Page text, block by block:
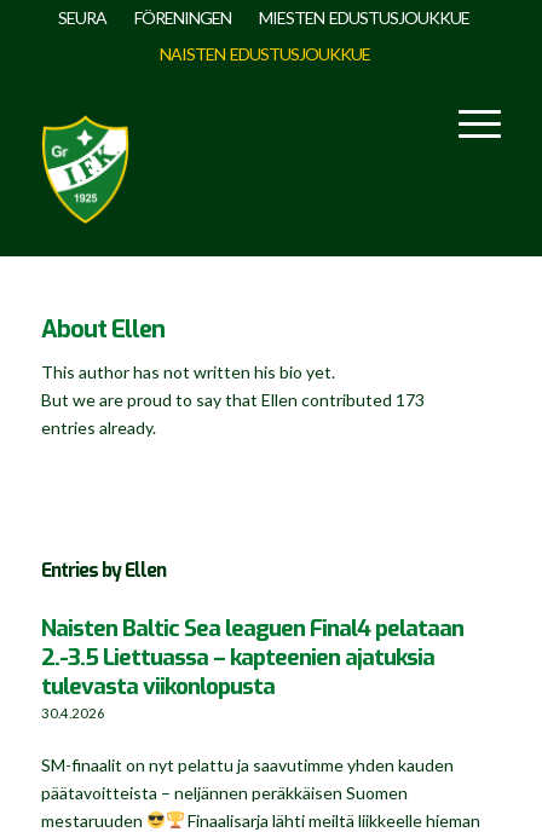
SEURA FÖRENINGEN
MIESTEN EDUSTUSJOUKKUE
NAISTEN EDUSTUSJOUKKUE
AboutEllen
This author has not written his bio yet.
But we are proud to say that Ellen contributed 173
entries already.
Entries by Ellen
Naisten Baltic Sea leaguen Final4 pelataan
2.-3.5 Liettuassa – kapteenien ajatuksia
tulevasta viikonlopusta
30.4.2026
SM-finaalit on nyt pelattu ja saavutimme yhden kauden
päätavoitteista – neljännen peräkkäisen Suomen
mestaruuden
Finaalisarja lähti meiltä liikkeelle hieman